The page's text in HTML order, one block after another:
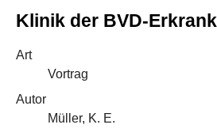
Klinik der BVD-
Art
Vortrag
Autor
Müller, K. E.